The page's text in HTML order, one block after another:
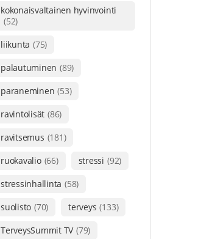
kokonaisvaltainen hyvinvointi
(52)
liikunta (75)
palautuminen (89)
paraneminen (53)
ravintolisät (86)
ravitsemus (181)
ruokavalio (66) stressi (92)
stressinhallinta (58)
suolisto (70) terveys (133)
TerveysSummit TV (79)